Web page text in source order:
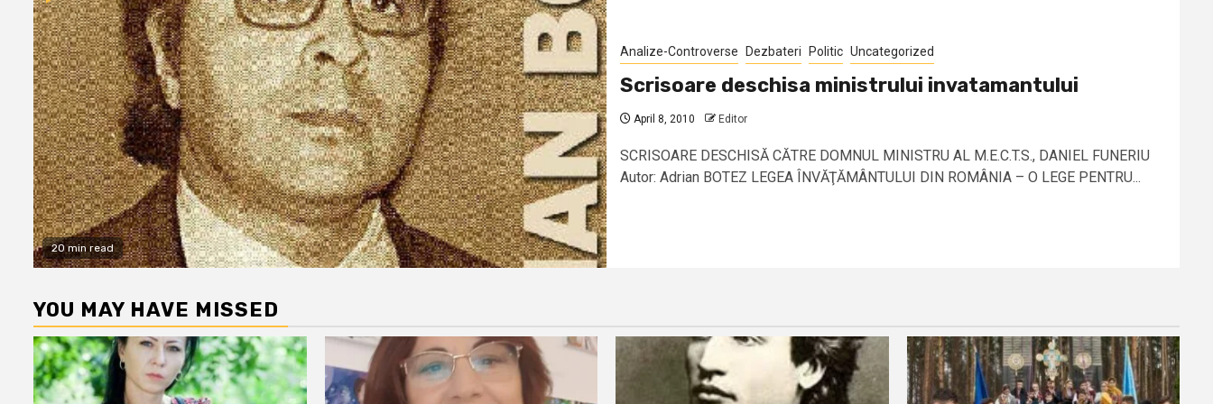
20 min read
Analize-Controverse Dezbateri Politic Uncategorized
Scrisoare deschisa ministrului invatamantului
April 8, 2010 Editor
SCRISOARE DESCHISĂ CĂTRE DOMNUL MINISTRU AL M.E.C.T.S., DANIEL FUNERIU
Autor: Adrian BOTEZ LEGEA ÎNVĂŢĂMÂNTULUI DIN ROMÂNIA – O LEGE PENTRU...
YOU MAY HAVE MISSED